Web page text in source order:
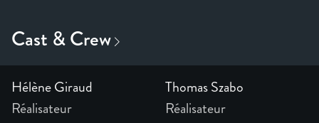
Hélène Giraud
Réalisateur
Thomas Szabo
Réalisateur